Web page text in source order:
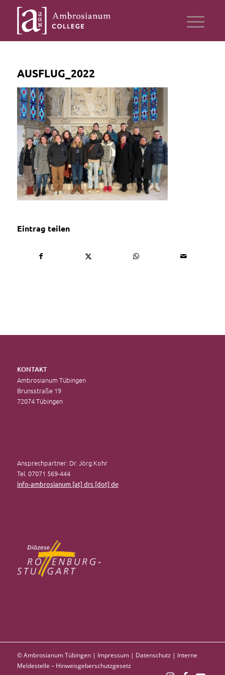
AUSFLUG_2022
Eintrag teilen
KONTAKT
Ambrosianum Tübingen
Brunsstraße 19
72074 Tübingen
Ansprechpartner: Dr. Jörg Kohr
Tel. 07071 569-444
info-ambrosianum [at] drs [dot] de
© Ambrosianum Tübingen | Impressum| Datenschutz| Interne
Meldestelle – Hinweisgeberschutzgesetz